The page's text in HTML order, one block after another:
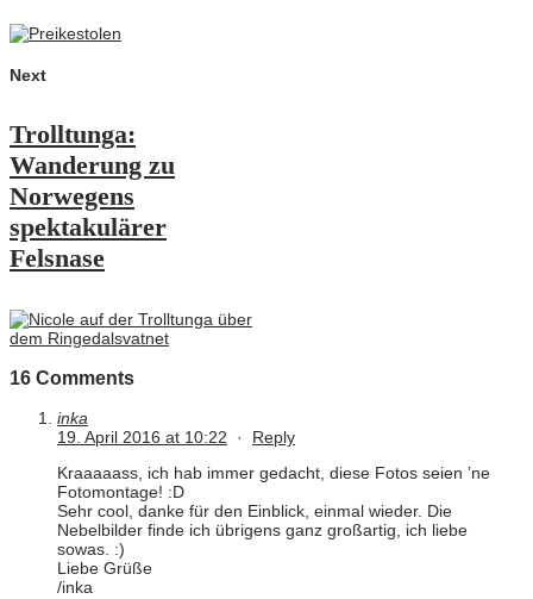
Next
Trolltunga:
Wanderung zu
Norwegens
spektakulärer
Felsnase
16 Comments
inka
19. April 2016 at 10:22 · Reply
Kraaaaass, ich hab immer gedacht, diese Fotos seien ’ne
Fotomontage! :D
Sehr cool, danke für den Einblick, einmal wieder. Die
Nebelbilder finde ich übrigens ganz großartig, ich liebe
sowas. :)
Liebe Grüße
/inka